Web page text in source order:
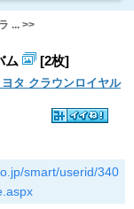
... >>
ム [2枚]
ヨタ クラウンロイヤル
smart/userid/340